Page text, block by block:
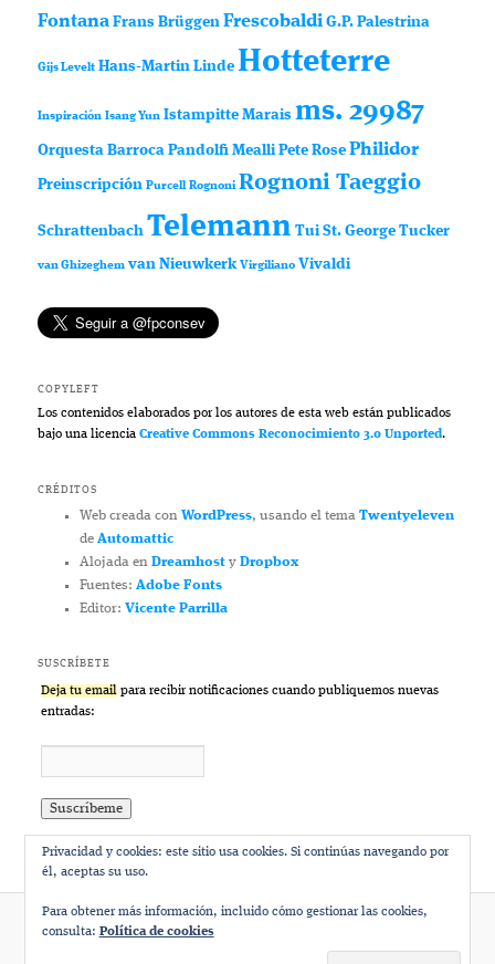
Fontana Frans Brüggen Frescobaldi G.P. Palestrina
Gijs Levelt Hans-Martin Linde Hotteterre
Inspiración Isang Yun Istampitte Marais ms. 29987
Orquesta Barroca Pandolfi Mealli Pete Rose Philidor
Preinscripción Purcell Rognoni Rognoni Taeggio
Schrattenbach Telemann Tui St. George Tucker
van Ghizeghem van Nieuwkerk Virgiliano Vivaldi
COPYLEFT
Los contenidos elaborados por los autores de esta web están publicados
bajo una licenciaCreative Commons Reconocimiento 3.0 Unported.
CRÉDITOS
Web creada con WordPress, usando el tema Twentyeleven
de Automattic
Alojada en Dreamhosty Dropbox
Fuentes: Adobe Fonts
Editor: Vicente Parrilla
SUSCRÍBETE
Deja tu email para recibir notificaciones cuando publiquemos nuevas
entradas:
Funciona gracias a WordPress
Privacidad y cookies: este sitio usa cookies. Si continúas navegando por
él, aceptas su uso.
Para obtener más información, incluido cómo gestionar las cookies,
consulta: Política de cookies